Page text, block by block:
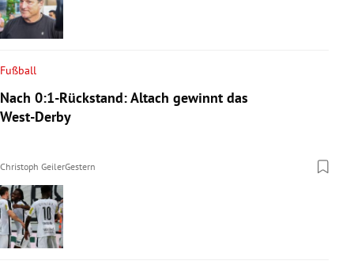
Fußball
Nach 0:1-Rückstand: Altach gewinnt das
West-Derby
Christoph GeilerGestern